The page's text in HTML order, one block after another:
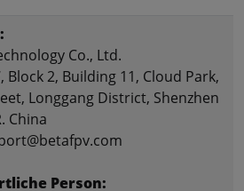
Co., Ltd.
Block 2, Building 11, Cloud Park,
Longgang District, Shenzhen
China
Person: